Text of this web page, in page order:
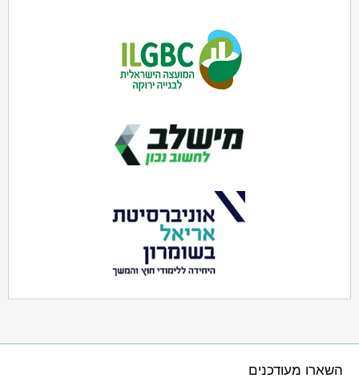
השארו מעודכנים